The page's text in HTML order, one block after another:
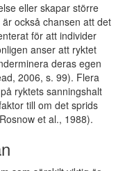
eller skapar större
också chansen att det
för att individer
anser att ryktet
deras egen
2006, s. 99). Flera
ryktets sanningshalt
till om det sprids
et al., 1988).